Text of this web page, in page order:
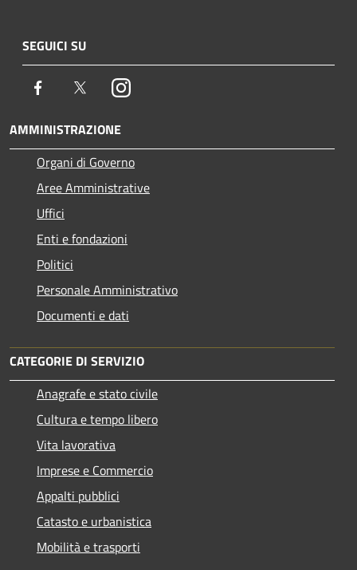
SEGUICI SU
Facebook TwitterInstagram
AMMINISTRAZIONE
Organi di Governo
Aree Amministrative
Uffici
Enti e fondazioni
Politici
Personale Amministrativo
Documenti e dati
CATEGORIE DI SERVIZIO
Anagrafe e stato civile
Cultura e tempo libero
Vita lavorativa
Imprese e Commercio
Appalti pubblici
Catasto e urbanistica
Mobilità e trasporti